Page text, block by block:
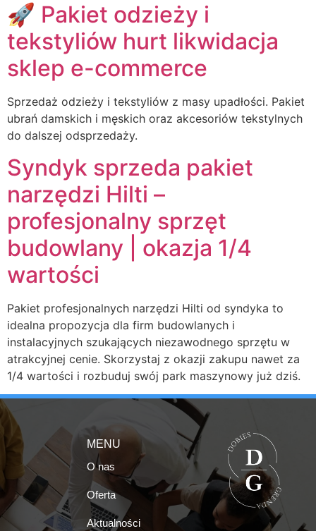
🚀 Pakiet odzieży i
tekstyliów hurt likwidacja
sklep e-commerce
Sprzedaż odzieży i tekstyliów z masy upadłości. Pakiet
ubrań damskich i męskich oraz akcesoriów tekstylnych
do dalszej odsprzedaży.
Syndyk sprzeda pakiet
narzędzi Hilti –
profesjonalny sprzęt
budowlany | okazja 1/4
wartości
Pakiet profesjonalnych narzędzi Hilti od syndyka to
idealna propozycja dla firm budowlanych i
instalacyjnych szukających niezawodnego sprzętu w
atrakcyjnej cenie. Skorzystaj z okazji zakupu nawet za
1/4 wartości i rozbuduj swój park maszynowy już dziś.
MENU
O nas
Oferta
Aktualności